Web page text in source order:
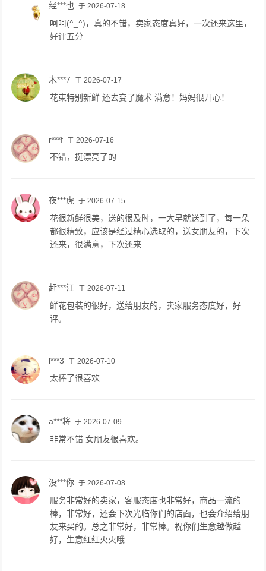
经***也 于 2026-07-18
呵呵(^_^)，真的不错，卖家态度真好，一次还来这里，
好评五分
木***7 于 2026-07-17
花束特别新鲜 还去变了魔术 满意！妈妈很开心！
r***f 于 2026-07-16
不错，挺漂亮了的
夜***虎 于 2026-07-15
花很新鲜很美，送的很及时，一大早就送到了，每一朵
都很精致，应该是经过精心选取的，送女朋友的，下次
还来，很满意，下次还来
赶***江 于 2026-07-11
鲜花包装的很好，送给朋友的，卖家服务态度好，好
评。
l***3 于 2026-07-10
太棒了很喜欢
a***将 于 2026-07-09
非常不错 女朋友很喜欢。
没***你 于 2026-07-08
服务非常好的卖家，客服态度也非常好，商品一流的
棒，非常好，还会下次光临你们的店面，也会介绍给朋
友来买的。总之非常好，非常棒。祝你们生意越做越
好，生意红红火火哦